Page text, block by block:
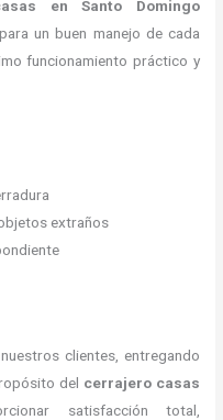
en Santo Domingo
un buen manejo de cada
funcionamiento práctico y
extraños
clientes, entregando
del cerrajero casas
satisfacción total,